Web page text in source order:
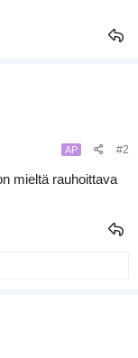
AP #2
mieltä rauhoittava